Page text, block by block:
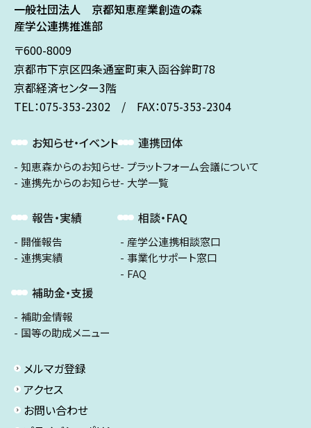
一般社団法人 京都知恵産業創造の森
産学公連携推進部
〒600-8009
京都市下京区四条通室町東入函谷鉾町78
京都経済センター3階
TEL：075-353-2302 / FAX：075-353-2304
お知らせ・イベント
知恵森からのお知らせ
連携先からのお知らせ
報告・実績
開催報告
連携実績
補助金・支援
補助金情報
国等の助成メニュー
連携団体
プラットフォーム会議について
大学一覧
相談・FAQ
産学公連携相談窓口
事業化サポート窓口
FAQ
メルマガ登録
アクセス
お問い合わせ